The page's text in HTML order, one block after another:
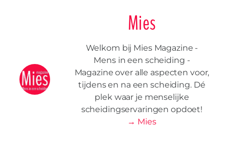
Mies
Welkom bij Mies Magazine -
Mens in een scheiding -
Magazine over alle aspecten voor,
tijdens en na een scheiding. Dé
plek waar je menselijke
scheidingservaringen opdoet!
→ Mies